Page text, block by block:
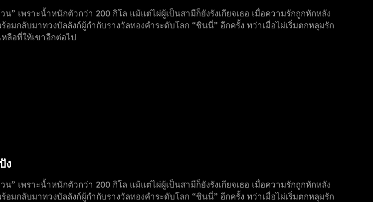
เพราะน้ำหนักตัวกว่า 200 กิโล แม้แต่ไผ่ผู้เป็นสามีก็ยังรังเกียจเธอ เมื่อความรักถูกหักหลัง
มกลับมาทวงบัลลังก์ผู้กำกับรางวัลทองคำระดับโลก “ชินนี่” อีกครั้ง ทว่าเมื่อไผ่เริ่มตกหลุมรัก
ลือที่ให้เขาอีกต่อไป
ง
เพราะน้ำหนักตัวกว่า 200 กิโล แม้แต่ไผ่ผู้เป็นสามีก็ยังรังเกียจเธอ เมื่อความรักถูกหักหลัง
มกลับมาทวงบัลลังก์ผู้กำกับรางวัลทองคำระดับโลก “ชินนี่” อีกครั้ง ทว่าเมื่อไผ่เริ่มตกหลุมรัก